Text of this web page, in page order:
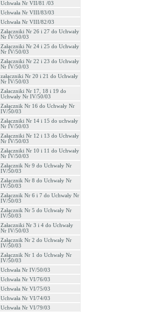
Uchwała Nr VII/81 /03
Uchwała Nr VIII/83/03
Uchwała Nr VIII/82/03
Załączniki Nr 26 i 27 do Uchwały
Nr IV/50/03
Załączniki Nr 24 i 25 do Uchwały
Nr IV/50/03
Załączniki Nr 22 i 23 do Uchwały
Nr IV/50/03
załączniki Nr 20 i 21 do Uchwały
Nr IV/50/03
Załaczniki Nr 17, 18 i 19 do
Uchwały Nr IV/50/03
Załącznik Nr 16 do Uchwały Nr
IV/50/03
Załączniki Nr 14 i 15 do uchwały
Nr IV/50/03
Załączniki Nr 12 i 13 do Uchwały
Nr IV/50/03
Załączniki Nr 10 i 11 do Uchwały
Nr IV/50/03
Załącznik Nr 9 do Uchwały Nr
IV/50/03
Załącznik Nr 8 do Uchwały Nr
IV/50/03
Załącznik Nr 6 i 7 do Uchwały Nr
IV/50/03
Załącznik Nr 5 do Uchwały Nr
IV/50/03
Załaczniki Nr 3 i 4 do Uchwały
Nr IV/50/03
Załącznik Nr 2 do Uchwały Nr
IV/50/03
Załącznik Nr 1 do Uchwały Nr
IV/50/03
Uchwała Nr IV/50/03
Uchwała Nr VI/76/03
Uchwała Nr VI/75/03
Uchwała Nr VI/74/03
Uchwała Nr VI/79/03